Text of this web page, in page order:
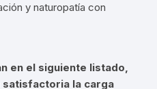
y naturopatía con
en el siguiente listado,
la carga